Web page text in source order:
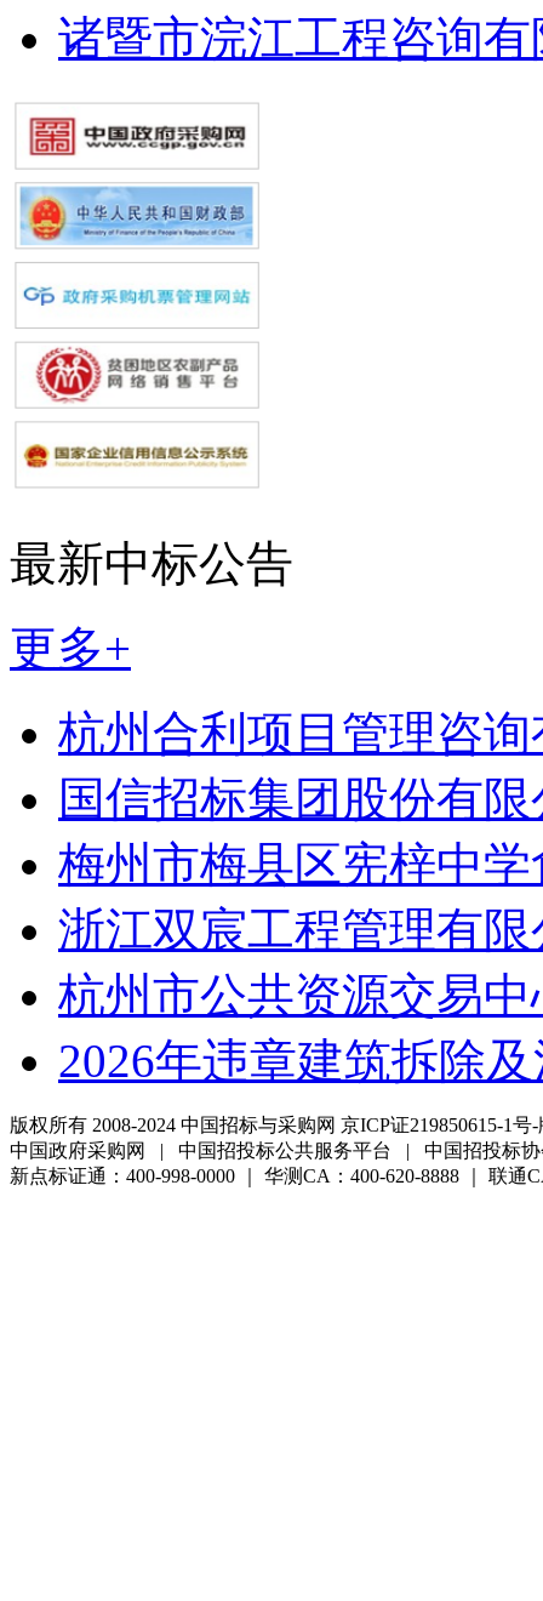
诸暨市浣江工程咨询
最新中标公告
更多+
杭州合利项目管理咨
国信招标集团股份有
梅州市梅县区宪梓中
浙江双宸工程管理有
杭州市公共资源交易
2026年违章建筑拆除
版权所有 2008-2024 中国招标与采购网 京ICP证219850615-1号
中国政府采购网 | 中国招投标公共服务平台 | 中国招投标
新点标证通：400-998-0000 ｜ 华测CA：400-620-8888 ｜ 联通